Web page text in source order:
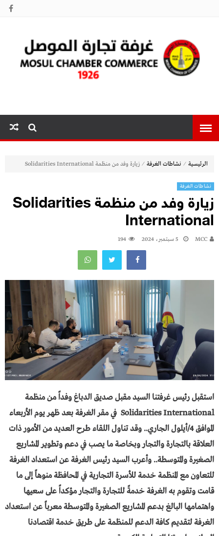
الموصل
الرئيسية ⁄ نشاطات الغرفة ⁄ زيارة وفد من منظمة Solidarities International
نشاطات الغرفة
زيارة وفد من منظمة Solidarities
International
MCC 5 سبتمبر، 2024 194
استقبل رئيس غرفتنا السيد مقبل صديق الدباغ وفداً من منظمة
Solidarities International في مقر الغرفة بعد ظهر يوم الأربعاء
الموافق 4/أيلول الجاري.. وقد تناول اللقاء طرح العديد من الأمور ذات
العلاقة بالتجارة والتجار وبخاصة ما يصب في دعم وتطوير المشاريع
الصغيرة والمتوسطة.. وأعرب السيد رئيس الغرفة عن استعداد الغرفة
للتعاون مع المنظمة خدمة للأسرة التجارية في المحافظة منوهاً إلى ما
قامت وتقوم به الغرفة خدمةً للتجارة والتجار مؤكداً على سعيها
واهتمامها البالغ بدعم المشاريع الصغيرة والمتوسطة معرباً عن استعداد
الغرفة لتقديم كافة الدعم للمنظمة على طريق خدمة اقتصادنا